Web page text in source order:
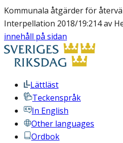
Kommunala åtgärder för
Interpellation 2018/19:214 av
innehåll på sidan
Lättläst
Teckenspråk
In English
Other languages
Ordbok